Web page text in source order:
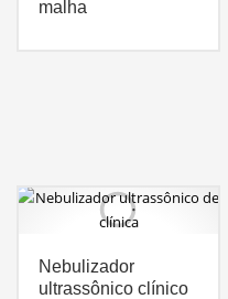
malha
Nebulizador
ultrassônico clínico